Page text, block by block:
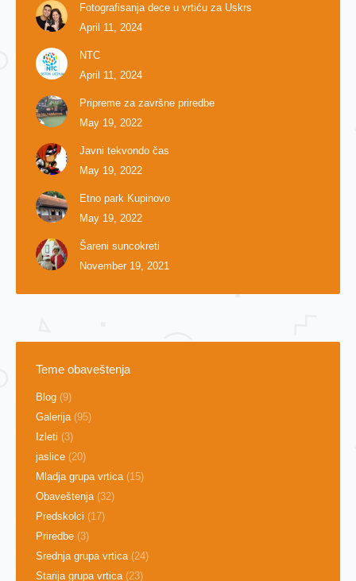
Fotografisanja dece u vrtiću za Uskrs
April 11, 2024
NTC
April 11, 2024
Pripreme za završne priredbe
May 19, 2022
Javni tekvondo čas
May 19, 2022
Etno park Kupinovo
May 19, 2022
Šareni suncokreti
November 19, 2021
Teme obaveštenja
Blog (9)
Galerija (95)
Izleti (3)
jaslice (20)
Mladja grupa vrtica (15)
Obaveštenja (32)
Predskolci (17)
Priredbe (3)
Srednja grupa vrtica (24)
Starija grupa vrtica (23)